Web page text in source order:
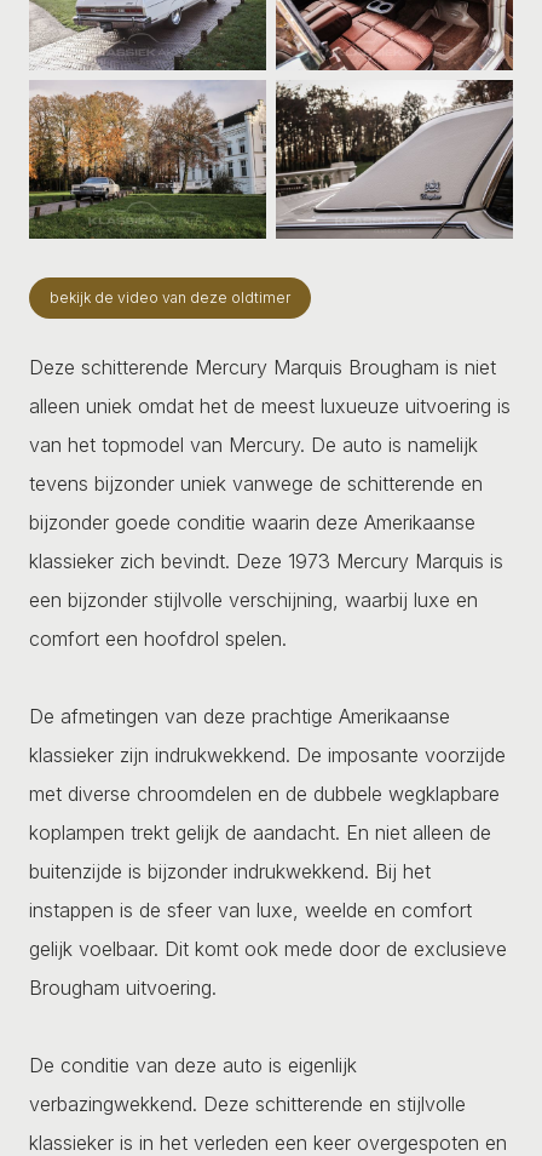
bekijk de video van deze oldtimer
Deze schitterende Mercury Marquis Brougham is niet
alleen uniek omdat het de meest luxueuze uitvoering is
van het topmodel van Mercury. De auto is namelijk
tevens bijzonder uniek vanwege de schitterende en
bijzonder goede conditie waarin deze Amerikaanse
klassieker zich bevindt. Deze 1973 Mercury Marquis is
een bijzonder stijlvolle verschijning, waarbij luxe en
comfort een hoofdrol spelen.
De afmetingen van deze prachtige Amerikaanse
klassieker zijn indrukwekkend. De imposante voorzijde
met diverse chroomdelen en de dubbele wegklapbare
koplampen trekt gelijk de aandacht. En niet alleen de
buitenzijde is bijzonder indrukwekkend. Bij het
instappen is de sfeer van luxe, weelde en comfort
gelijk voelbaar. Dit komt ook mede door de exclusieve
Brougham uitvoering.
De conditie van deze auto is eigenlijk
verbazingwekkend. Deze schitterende en stijlvolle
klassieker is in het verleden een keer overgespoten en